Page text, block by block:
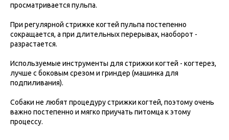
просматривается пульпа.
При регулярной стрижке когтей пульпа постепенно
сокращается, а при длительных перерывах, наоборот -
разрастается.
Используемые инструменты для стрижки когтей - когтерез,
лучше с боковым срезом и гриндер (машинка для
подпиливания).
Собаки не любят процедуру стрижки когтей, поэтому очень
важно постепенно и мягко приучать питомца к этому
процессу.